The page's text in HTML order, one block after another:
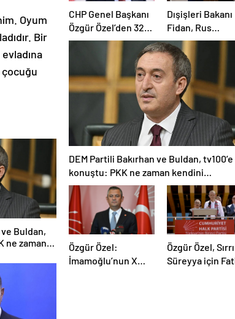
Oyum
Bir
çocuğu
ve Buldan,
ne zaman
CHP Genel Başkanı
Özgür Özel’den 32
anneye tebrik
Dışişleri Bakanı
Fidan, Rus
mevkidaşı
görüştü
DEM Partili Bakırhan ve Buldan, tv100’e
konuştu: PKK ne zaman kendini
feshedecek
Özgür Özel:
İmamoğlu’nun X
Özgür Özel, Sırrı
Süreyya için